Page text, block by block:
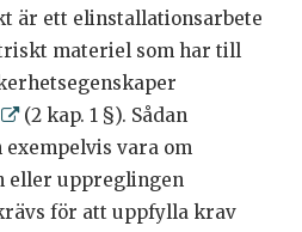
är ett elinstallationsarbete
materiel som har till
(2 kap. 1 §). Sådan
vara om
eller uppreglingen
för att uppfylla krav